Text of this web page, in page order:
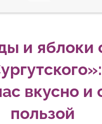
и яблоки
вкусно и
пользой